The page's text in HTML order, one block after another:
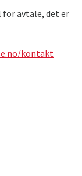
avtale, det er
kontakt